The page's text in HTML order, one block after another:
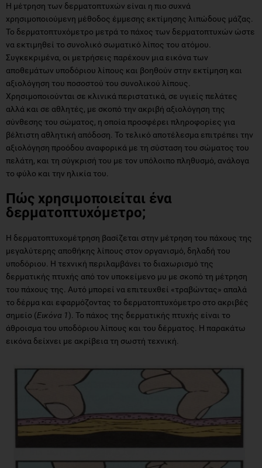
Η μέτρηση των δερματοπτυχών είναι η πιο συχνά
χρησιμοποιούμενη μέθοδος έμμεσης εκτίμησης λιπώδους μάζας.
Το δερματοπτυχόμετρο μετρά το πάχος των δερματοπτυχών ώστε
να εκτιμηθεί το συνολικό σωματικό λίπος του ατόμου.
Συγκεκριμένα, οι μετρήσεις παρέχουν μια εικόνα των
αποθεμάτων υποδόριου λίπους και βοηθούν στην εκτίμηση και
αξιολόγηση του ποσοστού του συνολικού λίπους.
Χρησιμοποιούνται σε κλινικά περιστατικά, σε υγιείς πελάτες
αλλά και σε αθλητές, με σκοπό την ακριβή αξιολόγηση της
σύνθεσης του σώματος, η οποία προσφέρει πληροφορίες για
βέλτιστη αθλητική απόδοση. Το τελικό αποτέλεσμα επιτρέπει την
αξιολόγηση προόδου αναφορικά με τη σύσταση του σώματος του
πελάτη, και τη σύγκρισή του με τον υπόλοιπο πληθυσμό, ανάλογα
το φύλο και την ηλικία του.
Πώς χρησιμοποιείται ένα
δερματοπτυχόμετρο;
Η δερματοπτυχομέτρηση βασίζεται στην μέτρηση του πάχους της
μεγαλύτερης αποθήκης λίπους στον οργανισμό, δηλαδή του
υποδόριου. Η τεχνική περιλαμβάνει το διαχωρισμό της
δερματικής πτυχής από τον υποκείμενο μυ με σκοπό τη μέτρηση
του πάχους της. Αυτό μπορεί να επιτευχθεί «τραβώντας» απαλά
το δέρμα και εφαρμόζοντας το δερματοπτυχόμετρο στο ακριβές
σημείο (Εικόνα 1). Το πάχος της δερματικής πτυχής είναι το
άθροισμα του υποδόριου λίπους και του δέρματος. Η παρακάτω
εικόνα δείχνει με ακρίβεια τη σωστή τεχνική.